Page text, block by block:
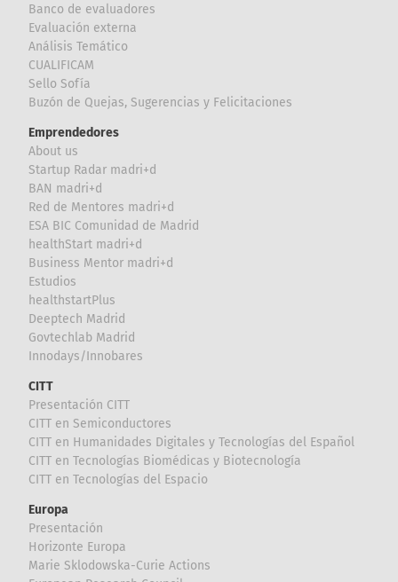
Banco de evaluadores
Evaluación externa
Análisis Temático
CUALIFICAM
Sello Sofía
Buzón de Quejas, Sugerencias y Felicitaciones
Emprendedores
About us
Startup Radar madri+d
BAN madri+d
Red de Mentores madri+d
ESA BIC Comunidad de Madrid
healthStart madri+d
Business Mentor madri+d
Estudios
healthstartPlus
Deeptech Madrid
Govtechlab Madrid
Innodays/Innobares
CITT
Presentación CITT
CITT en Semiconductores
CITT en Humanidades Digitales y Tecnologías del Español
CITT en Tecnologías Biomédicas y Biotecnología
CITT en Tecnologías del Espacio
Europa
Presentación
Horizonte Europa
Marie Sklodowska-Curie Actions